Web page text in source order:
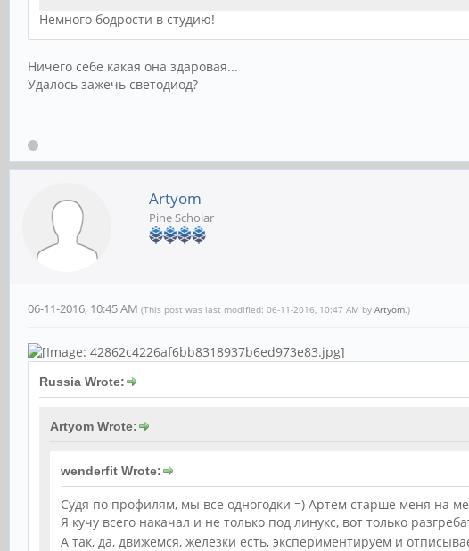
Немного бодрости в студию!
Ничего себе какая она здаровая...
Удалось зажечь светодиод?
Artyom
Pine Scholar
06-11-2016, 10:45 AM (This post was last modified: 06-11-2016, 10:47 AM by Artyom.)
Russia Wrote:
Artyom Wrote:
wenderfit Wrote:
Судя по профилям, мы все одногодки =) Артем старше меня на
Я кучу всего накачал и не только под линукс, вот только
А так, да, движемся, железки есть, экспериментируем и